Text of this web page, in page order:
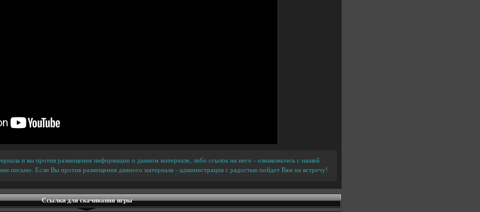
и вы против размещения информации о данном материале, либо ссылок на него - ознакомьтесь с нашей
письмо. Если Вы против размещения данного материала - администрация с радостью пойдет Вам на встречу!
Ссылки для скачивания игры